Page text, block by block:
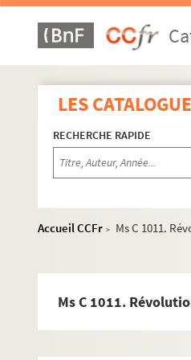
LES
RECHERCHE RAPIDE
Accueil CCFr >
Ms C 1011.
Ms C 1011.
Ms C 986. Lettres
Ms C 987. Bataille de
Ms C 988. L'armée
Ms C 989. Le rôle de
Ms C 990 (1 et 2).
Ms C 991 (1 et 2). Les
Ms C 992 (1). Enquête
Ms C 992 (2). Enquête
Ms C 996. Mélanges